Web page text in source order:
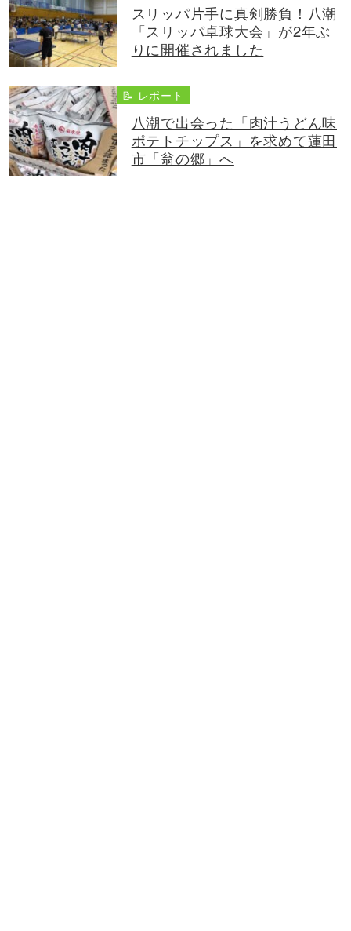
スリッパ片手に真剣勝負！八潮
「スリッパ卓球大会」が2年ぶ
りに開催されました
📝 レポート
八潮で出会った「肉汁うどん味
ポテトチップス」を求めて蓮田
市「翁の郷」へ